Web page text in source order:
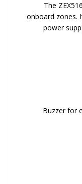
The
onboard zones.
power
Buzzer for